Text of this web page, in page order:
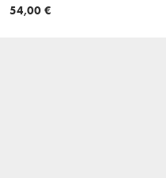
y tirantes en negro
54,00 €